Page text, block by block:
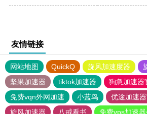
友情链接
网站地图 QuickQ 旋风加速度器
坚果加速器
tiktok加速器
狗急加速器
免费vqn外网加速
小蓝鸟 优途加速
旋风加速器
八戒看书 免费vps加速